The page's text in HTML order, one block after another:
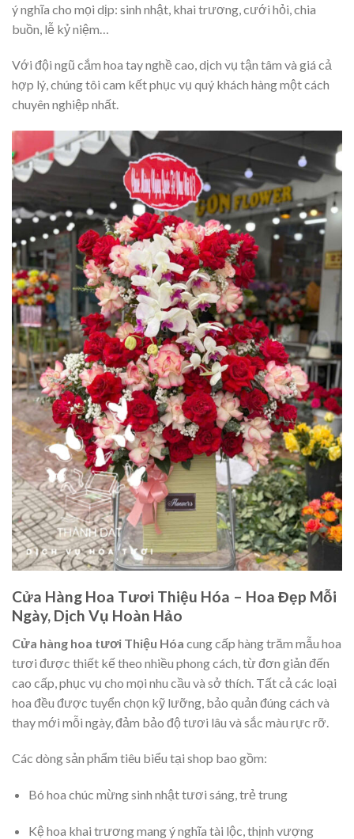
ý nghĩa cho mọi dịp: sinh nhật, khai trương, cưới hỏi, chia
buồn, lễ kỷ niệm…
Với đội ngũ cắm hoa tay nghề cao, dịch vụ tận tâm và giá cả
hợp lý, chúng tôi cam kết phục vụ quý khách hàng một cách
chuyên nghiệp nhất.
Cửa Hàng Hoa Tươi Thiệu Hóa – Hoa Đẹp Mỗi
Ngày, Dịch Vụ Hoàn Hảo
Cửa hàng hoa tươi Thiệu Hóa cung cấp hàng trăm mẫu hoa
tươi được thiết kế theo nhiều phong cách, từ đơn giản đến
cao cấp, phục vụ cho mọi nhu cầu và sở thích. Tất cả các loại
hoa đều được tuyển chọn kỹ lưỡng, bảo quản đúng cách và
thay mới mỗi ngày, đảm bảo độ tươi lâu và sắc màu rực rỡ.
Các dòng sản phẩm tiêu biểu tại shop bao gồm:
Bó hoa chúc mừng sinh nhật tươi sáng, trẻ trung
Kệ hoa khai trương mang ý nghĩa tài lộc, thịnh vượng